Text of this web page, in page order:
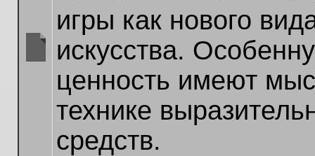
игры как нового
искусства.
ценность имеют
технике
средств.